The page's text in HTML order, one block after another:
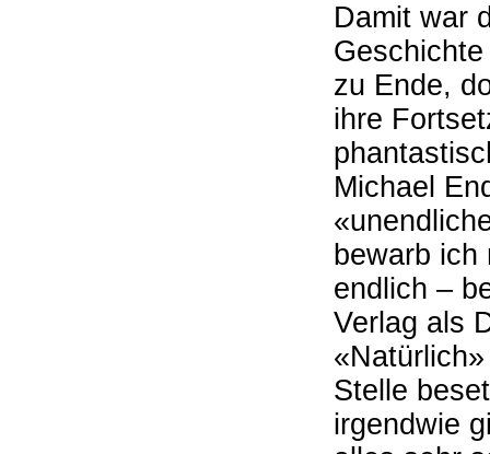
Damit war
zu Ende,
ihre
Michael
bewarb ich
endlich –
Verlag als
Stelle
irgendwie